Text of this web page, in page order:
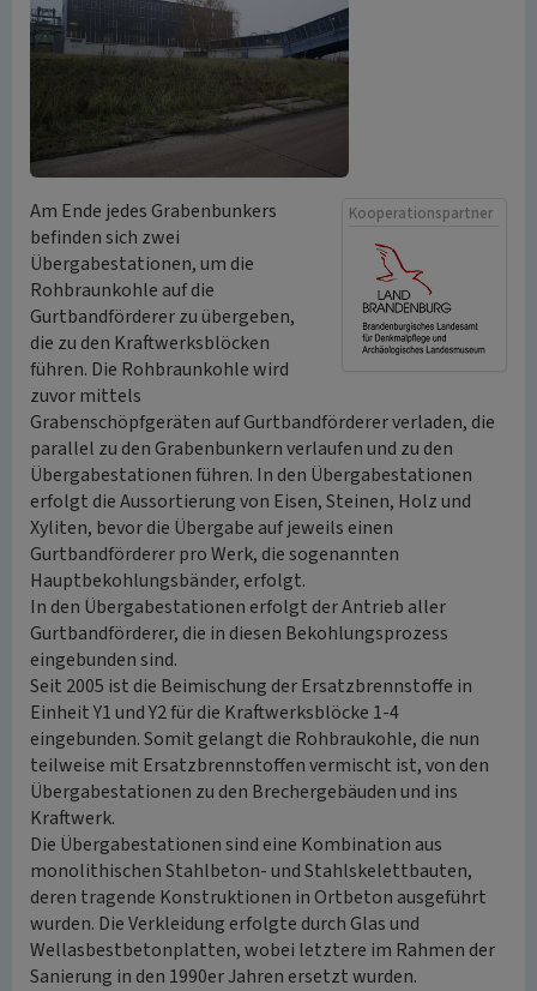
Kooperationspartner
Am Ende jedes Grabenbunkers
befinden sich zwei
Übergabestationen, um die
Rohbraunkohle auf die
Gurtbandförderer zu übergeben,
die zu den Kraftwerksblöcken
führen. Die Rohbraunkohle wird
zuvor mittels
Grabenschöpfgeräten auf Gurtbandförderer verladen, die
parallel zu den Grabenbunkern verlaufen und zu den
Übergabestationen führen. In den Übergabestationen
erfolgt die Aussortierung von Eisen, Steinen, Holz und
Xyliten, bevor die Übergabe auf jeweils einen
Gurtbandförderer pro Werk, die sogenannten
Hauptbekohlungsbänder, erfolgt.
In den Übergabestationen erfolgt der Antrieb aller
Gurtbandförderer, die in diesen Bekohlungsprozess
eingebunden sind.
Seit 2005 ist die Beimischung der Ersatzbrennstoffe in
Einheit Y1 und Y2 für die Kraftwerksblöcke 1-4
eingebunden. Somit gelangt die Rohbraukohle, die nun
teilweise mit Ersatzbrennstoffen vermischt ist, von den
Übergabestationen zu den Brechergebäuden und ins
Kraftwerk.
Die Übergabestationen sind eine Kombination aus
monolithischen Stahlbeton- und Stahlskelettbauten,
deren tragende Konstruktionen in Ortbeton ausgeführt
wurden. Die Verkleidung erfolgte durch Glas und
Wellasbestbetonplatten, wobei letztere im Rahmen der
Sanierung in den 1990er Jahren ersetzt wurden.